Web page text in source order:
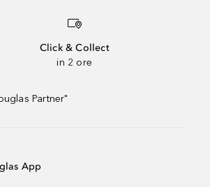
Click & Collect
in 2 ore
Partner"
App